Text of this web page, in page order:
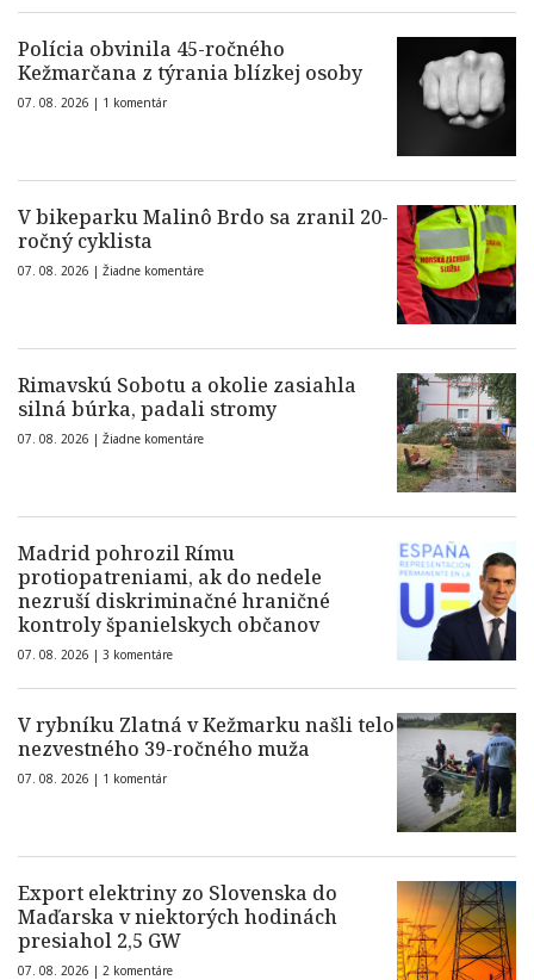
Polícia obvinila 45-ročného
Kežmarčana z týrania blízkej osoby
07. 08. 2026 | 1 komentár
V bikeparku Malinô Brdo sa zranil 20-
ročný cyklista
07. 08. 2026 | Žiadne komentáre
Rimavskú Sobotu a okolie zasiahla
silná búrka, padali stromy
07. 08. 2026 | Žiadne komentáre
Madrid pohrozil Rímu
protiopatreniami, ak do nedele
nezruší diskriminačné hraničné
kontroly španielskych občanov
07. 08. 2026 | 3 komentáre
V rybníku Zlatná v Kežmarku našli telo
nezvestného 39-ročného muža
07. 08. 2026 | 1 komentár
Export elektriny zo Slovenska do
Maďarska v niektorých hodinách
presiahol 2,5 GW
07. 08. 2026 | 2 komentáre